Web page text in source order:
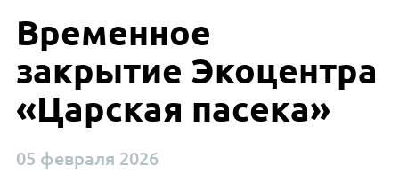
Временное
закрытие Экоцентра
«Царская пасека»
05 февраля 2026